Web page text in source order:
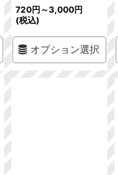
720円 ～3,000円
(税込)
オプション選択